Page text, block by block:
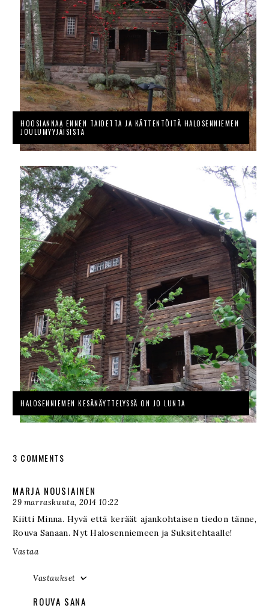
HOOSIANNAA ENNEN TAIDETTA JA KÄTTENTÖITÄ HALOSENNIEMEN
JOULUMYYJÄISISTÄ
HALOSENNIEMEN KESÄNÄYTTELYSSÄ ON JO LUNTA
3 COMMENTS
MARJA NOUSIAINEN
29 marraskuuta, 2014 10:22
Kiitti Minna. Hyvä että keräät ajankohtaisen tiedon tänne,
Rouva Sanaan. Nyt Halosenniemeen ja Suksitehtaalle!
Vastaa
Vastaukset
ROUVA SANA